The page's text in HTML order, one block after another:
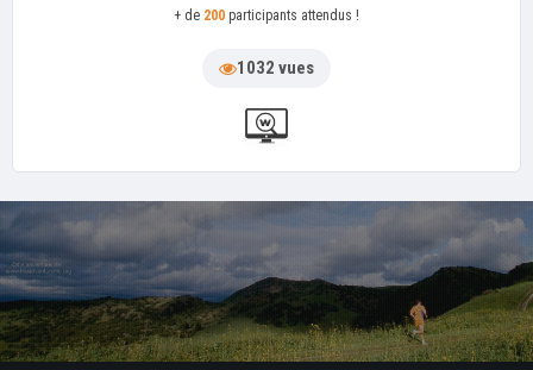
+ de 200 participants attendus !
1032 vues